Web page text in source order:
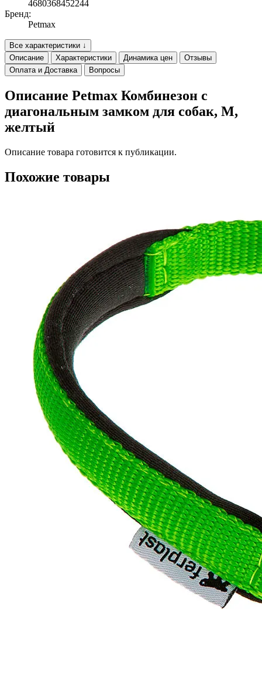
4680368452244
Бренд:
Petmax
Все характеристики ↓
Описание
Характеристики Динамика цен
Отзывы
Оплата и Доставка
Вопросы
Описание Petmax Комбинезон с
диагональным замком для собак, M,
желтый
Описание товара готовится к публикации.
Похожие товары